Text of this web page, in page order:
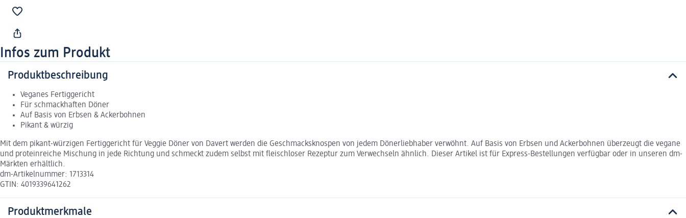
Infos zum Produkt
Produktbeschreibung
Veganes Fertiggericht
Für schmackhaften Döner
Auf Basis von Erbsen & Ackerbohnen
Pikant & würzig
Mit dem pikant-würzigen Fertiggericht für Veggie Döner von Davert werden die Geschmacksknospen von jedem Dönerliebhaber verwöhnt. Auf Basis von Erbsen und Ackerbohnen überzeugt die vegane
und proteinreiche Mischung in jede Richtung und schmeckt zudem selbst mit fleischloser Rezeptur zum Verwechseln ähnlich. Dieser Artikel ist für Express-Bestellungen verfügbar oder in unseren dm-
Märkten erhältlich.
dm-Artikelnummer: 1713314
GTIN: 4019339641262
Produktmerkmale